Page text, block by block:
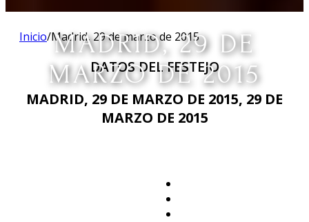
MADRID, 29 DE
MARZO DE 2015
Inicio/Madrid, 29 de marzo de 2015
DATOS DEL FESTEJO
MADRID, 29 DE MARZO DE 2015, 29 DE
MARZO DE 2015